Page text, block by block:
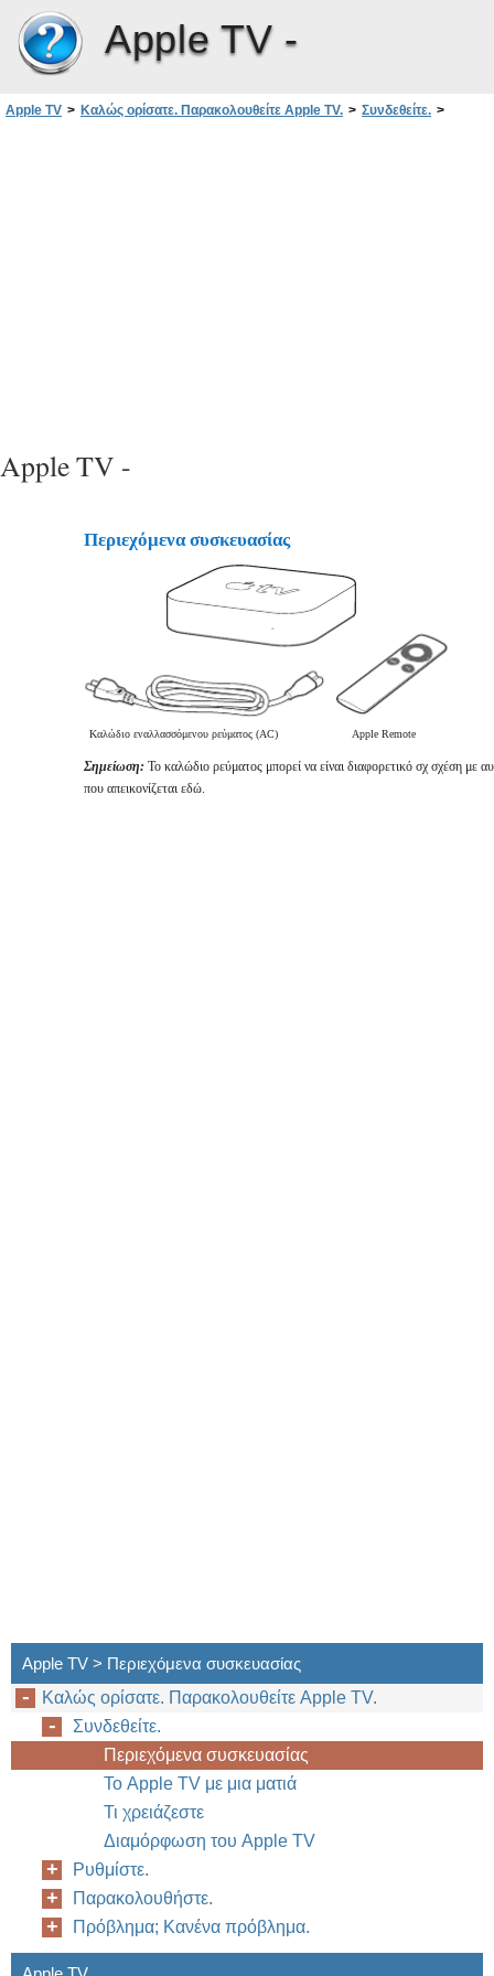
Apple TV -
Apple TV > Καλώς ορίσατε. Παρακολουθείτε Apple TV. > Συνδεθείτε. >
Apple TV -
Περιεχόμενα συσκευασίας
Καλώδιο εναλλασσόμενου ρεύματος (AC) Apple Remote
Σημείωση: Το καλώδιο ρεύματος μπορεί να είναι διαφορετικό σχ σχέση με
που απεικονίζεται εδώ.
Apple TV > Περιεχόμενα συσκευασίας
Καλώς ορίσατε. Παρακολουθείτε Apple TV.
Συνδεθείτε.
Περιεχόμενα συσκευασίας
Το Apple TV με μια ματιά
Τι χρειάζεστε
Διαμόρφωση του Apple TV
Ρυθμίστε.
Παρακολουθήστε.
Πρόβλημα; Κανένα πρόβλημα.